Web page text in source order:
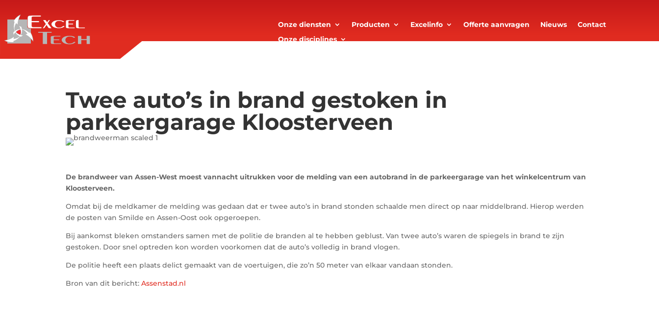
Onze diensten Producten Excelinfo Offerte aanvragen Nieuws
Contact
Onze disciplines
Twee auto’s in brand gestoken in
parkeergarage Kloosterveen
De brandweer van Assen-West moest vannacht uitrukken voor de melding van een autobrand in de parkeergarage van het winkelcentrum van
Kloosterveen.
Omdat bij de meldkamer de melding was gedaan dat er twee auto’s in brand stonden schaalde men direct op naar middelbrand. Hierop werden
de posten van Smilde en Assen-Oost ook opgeroepen.
Bij aankomst bleken omstanders samen met de politie de branden al te hebben geblust. Van twee auto’s waren de spiegels in brand te zijn
gestoken. Door snel optreden kon worden voorkomen dat de auto’s volledig in brand vlogen.
De politie heeft een plaats delict gemaakt van de voertuigen, die zo’n 50 meter van elkaar vandaan stonden.
Bron van dit bericht:Assenstad.nl